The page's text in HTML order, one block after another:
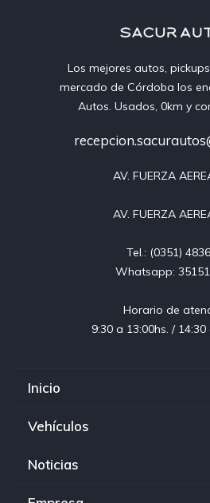
Los mejores autos,
mercado de Córdoba los
Autos. Usados, 0km y
AV. FUERZA
AV. FUERZA
Tel.: (0351)
Whatsapp:
Horario de
9:30 a 13:00hs. / 14:30
Inicio
Vehículos
Noticias